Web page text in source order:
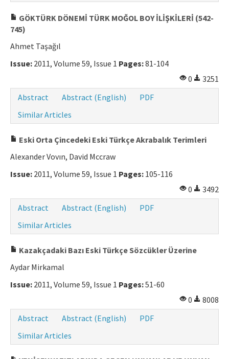
GÖKTÜRK DÖNEMİ TÜRK MOĞOL BOY İLİŞKİLERİ (542-
745)
Ahmet Taşağıl
Issue: 2011, Volume 59, Issue 1 Pages:81-104
0
3251
Abstract
Abstract (English)
PDF
Similar Articles
Eski Orta Çincedeki Eski Türkçe Akrabalık Terimleri
Alexander Vovın, David Mccraw
Issue: 2011, Volume 59, Issue 1 Pages: 105-116
0
3492
Abstract
Abstract (English)
PDF
Similar Articles
Kazakçadaki Bazı Eski Türkçe Sözcükler Üzerine
Aydar Mirkamal
Issue: 2011, Volume 59, Issue 1 Pages:51-60
0
8008
Abstract
Abstract (English)
PDF
Similar Articles